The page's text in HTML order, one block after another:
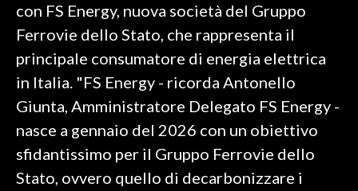
con FS Energy, nuova società del Gruppo
Ferrovie dello Stato, che rappresenta il
principale consumatore di energia elettrica
in Italia. "FS Energy - ricorda Antonello
Giunta, Amministratore Delegato FS Energy -
nasce a gennaio del 2026 con un obiettivo
sfidantissimo per il Gruppo Ferrovie dello
Stato, ovvero quello di decarbonizzare i